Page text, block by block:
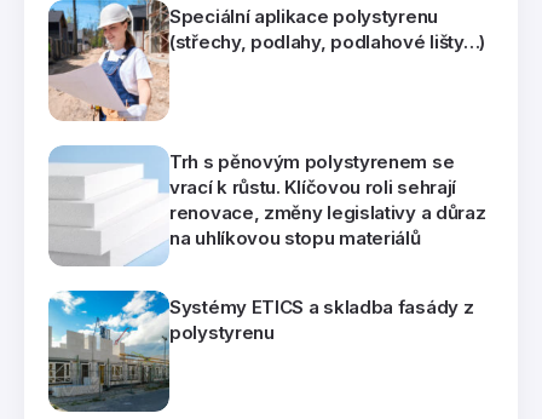
Speciální aplikace polystyrenu
(střechy, podlahy, podlahové lišty…)
Trh s pěnovým polystyrenem se
vrací k růstu. Klíčovou roli sehrají
renovace, změny legislativy a důraz
na uhlíkovou stopu materiálů
Systémy ETICS a skladba fasády z
polystyrenu